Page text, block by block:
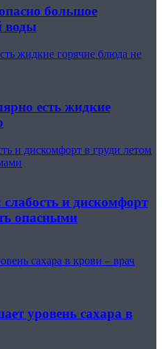
большое
воды
жидкие горячие блюда не
есть жидкие
и дискомфорт в груди летом
и дискомфорт
опасными
сахара в крови – врач
уровень сахара в